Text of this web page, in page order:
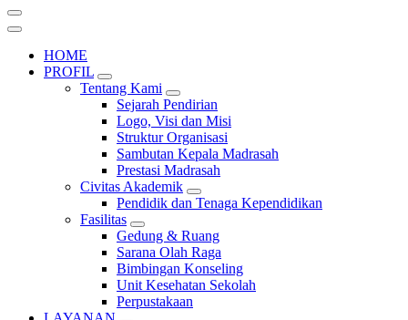
HOME
PROFIL
Tentang Kami
Sejarah Pendirian
Logo, Visi dan Misi
Struktur Organisasi
Sambutan Kepala Madrasah
Prestasi Madrasah
Civitas Akademik
Pendidik dan Tenaga Kependidikan
Fasilitas
Gedung & Ruang
Sarana Olah Raga
Bimbingan Konseling
Unit Kesehatan Sekolah
Perpustakaan